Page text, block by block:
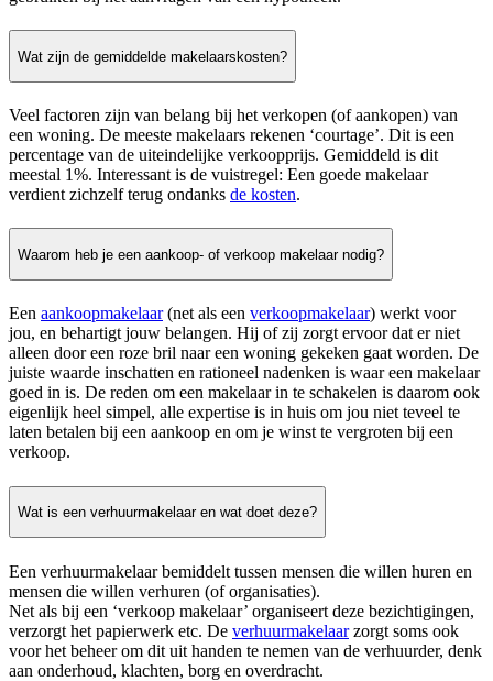
Wat zijn de gemiddelde makelaarskosten?
Veel factoren zijn van belang bij het verkopen (of aankopen) van
een woning. De meeste makelaars rekenen ‘courtage’. Dit is een
percentage van de uiteindelijke verkoopprijs. Gemiddeld is dit
meestal 1%. Interessant is de vuistregel: Een goede makelaar
verdient zichzelf terug ondanks de kosten.
Waarom heb je een aankoop- of verkoop makelaar nodig?
Een aankoopmakelaar(net als een verkoopmakelaar) werkt voor
jou, en behartigt jouw belangen. Hij of zij zorgt ervoor dat er niet
alleen door een roze bril naar een woning gekeken gaat worden. De
juiste waarde inschatten en rationeel nadenken is waar een makelaar
goed in is. De reden om een makelaar in te schakelen is daarom ook
eigenlijk heel simpel, alle expertise is in huis om jou niet teveel te
laten betalen bij een aankoop en om je winst te vergroten bij een
verkoop.
Wat is een verhuurmakelaar en wat doet deze?
Een verhuurmakelaar bemiddelt tussen mensen die willen huren en
mensen die willen verhuren (of organisaties).
Net als bij een ‘verkoop makelaar’ organiseert deze bezichtigingen,
verzorgt het papierwerk etc. De verhuurmakelaarzorgt soms ook
voor het beheer om dit uit handen te nemen van de verhuurder, denk
aan onderhoud, klachten, borg en overdracht.